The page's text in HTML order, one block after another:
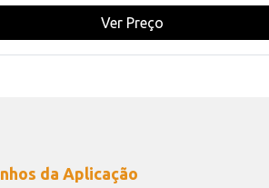
Ver Preço
da Aplicação